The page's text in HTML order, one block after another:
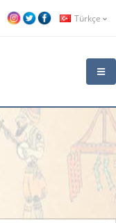
Türkçe